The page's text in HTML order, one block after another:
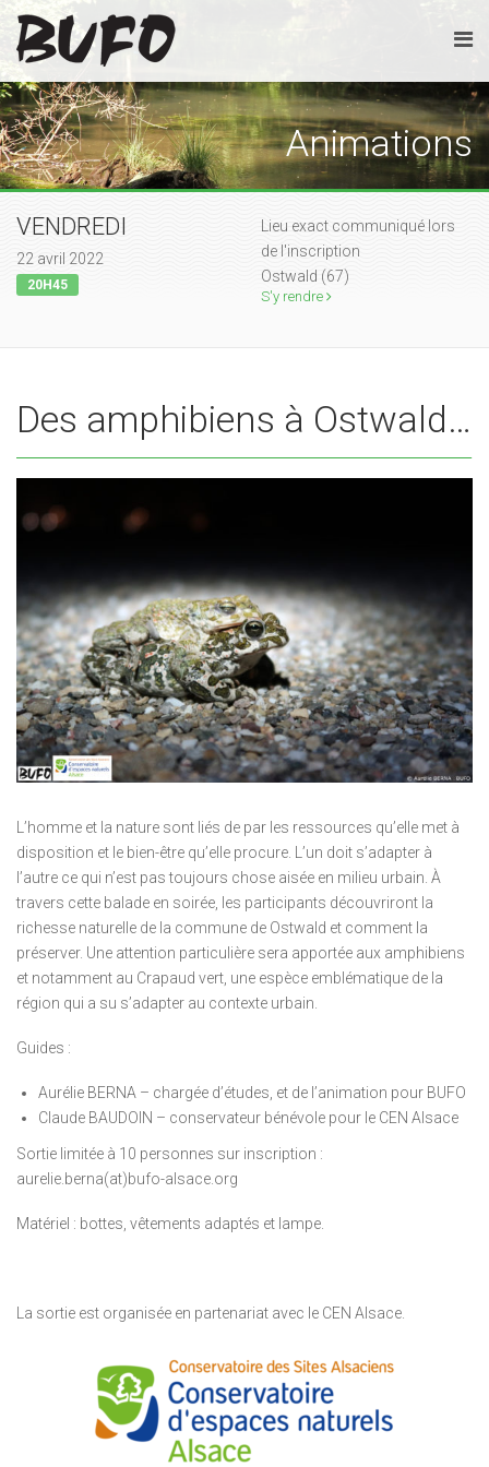
Animations
VENDREDI
22 avril 2022
20H45
Lieu exact communiqué lors
de l'inscription
Ostwald (67)
S'y rendre
Des amphibiens à Ostwald…
L’homme et la nature sont liés de par les ressources qu’elle met à
disposition et le bien-être qu’elle procure. L’un doit s’adapter à
l’autre ce qui n’est pas toujours chose aisée en milieu urbain. À
travers cette balade en soirée, les participants découvriront la
richesse naturelle de la commune de Ostwald et comment la
préserver. Une attention particulière sera apportée aux amphibiens
et notamment au Crapaud vert, une espèce emblématique de la
région qui a su s’adapter au contexte urbain.
Guides :
Aurélie BERNA – chargée d’études, et de l’animation pour BUFO
Claude BAUDOIN – conservateur bénévole pour le CEN Alsace
Sortie limitée à 10 personnes sur inscription :
aurelie.berna(at)bufo-alsace.org
Matériel : bottes, vêtements adaptés et lampe.
La sortie est organisée en partenariat avec le CEN Alsace.